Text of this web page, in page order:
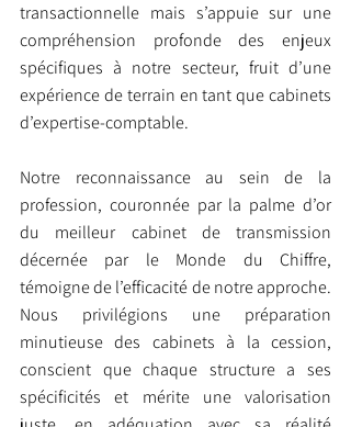
transactionnelle mais s’appuie sur une
compréhension profonde des enjeux
spécifiques à notre secteur, fruit d’une
expérience de terrain en tant que cabinets
d’expertise-comptable.
Notre reconnaissance au sein de la
profession, couronnée par la palme d’or
du meilleur cabinet de transmission
décernée par le Monde du Chiffre,
témoigne de l’efficacité de notre approche.
Nous privilégions une préparation
minutieuse des cabinets à la cession,
conscient que chaque structure a ses
spécificités et mérite une valorisation